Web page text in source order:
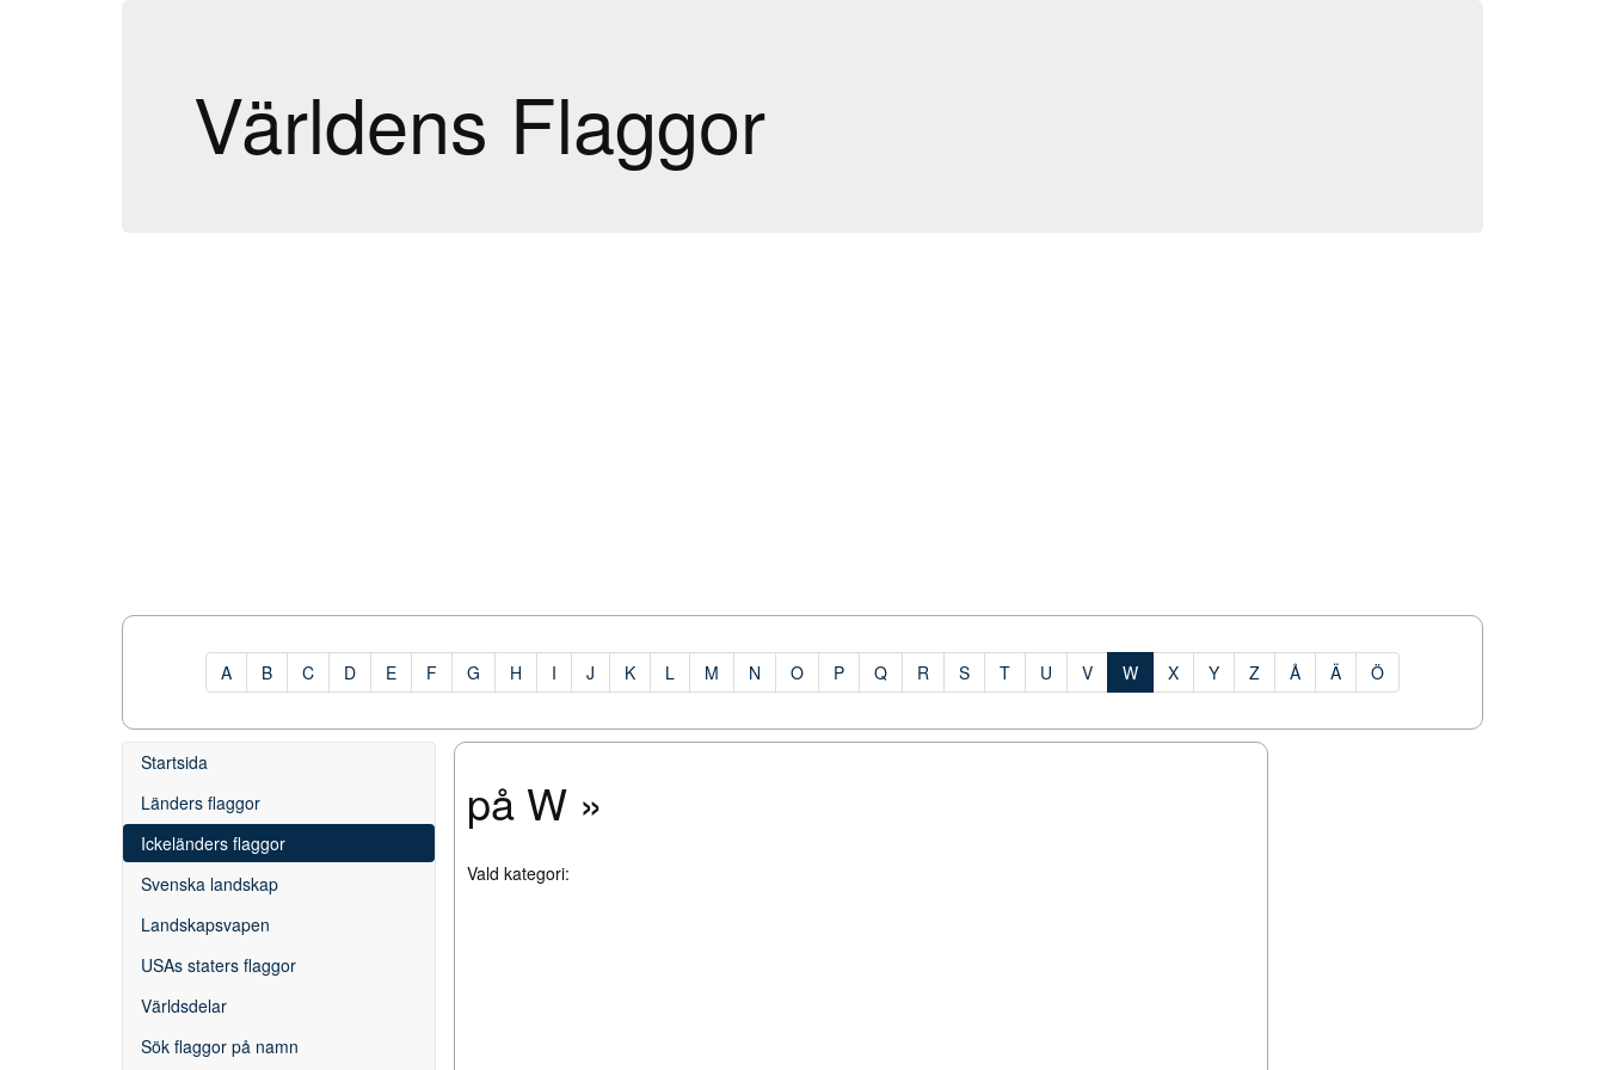
Världens Flaggor
A B C D E F G H I J K L M N O P Q R S T U V W X Y Z Å Ä Ö
Startsida
Länders flaggor
Ickeländers flaggor
Svenska landskap
Landskapsvapen
USAs staters flaggor
Världsdelar
Sök flaggor på namn
på W »
Vald kategori: